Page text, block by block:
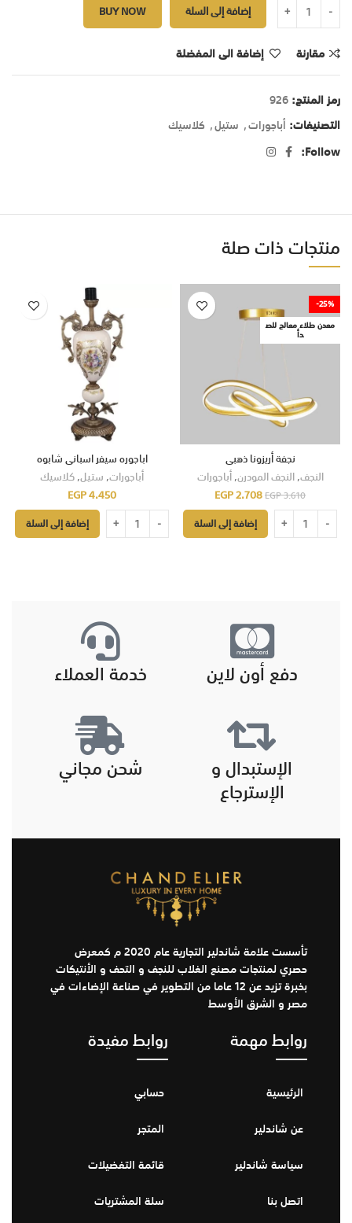
إضافة إلى السلة BUY NOW
مقارنة إضافة الى المفضلة
رمز المنتج:926
التصنيفات: أباجورات, ستيل, كلاسيك
Follow:
منتجات ذات صلة
-25%
معدن طلاء معالج للص
دأ
نجفة أريزونا ذهبى
النجف,النجف المودرن,أباجورات
EGP3.610
EGP2.708
إضافة إلى السلة
اباجوره سيفر اسبانى شابوه
أباجورات,ستيل,كلاسيك
EGP4.450
إضافة إلى السلة
دفع أون لاين خدمة العملاء
الإستبدال و
الإسترجاع
شحن مجاني
تأسست علامة شاندلير التجارية عام 2020 م كمعرض
حصري لمنتجات مصنع الغلاب للنجف و التحف و الأنتيكات
بخبرة تزيد عن 12 عاما من التطوير في صناعة الإضاءات في
مصر و الشرق الأوسط
روابط مهمة
الرئيسية
عن شاندلير
سياسة شاندلير
اتصل بنا
روابط مفيدة
حسابي
المتجر
قائمة التفضيلات
سلة المشتريات